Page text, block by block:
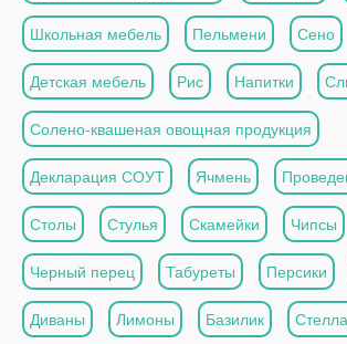
Школьная мебель Пельмени Сено
Детская мебель Рис Напитки
Солено-квашеная овощная продукция
Декларация СОУТ Ячмень
Столы Стулья Скамейки Чипсы
Черный перец Табуреты Персики
Диваны Лимоны Базилик